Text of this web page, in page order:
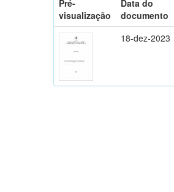
Pré-
visualização
Data do
documento
18-dez-2023